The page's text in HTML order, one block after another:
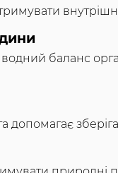
баланс
допомагає